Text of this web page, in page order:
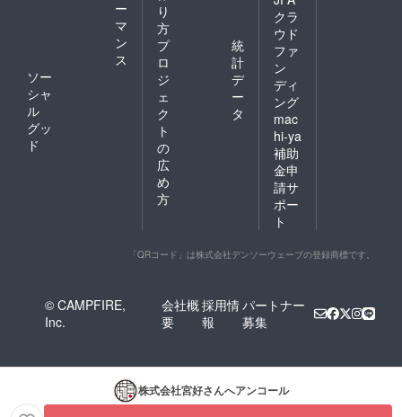
ー
マ
ン
ス
ソー
シャ
ル
グッ
ド
り
方
プ
ロ
ジ
ェ
ク
ト
の
広
め
方
統
計
デ
ー
タ
クラ
ウド
ファ
ン
ディ
ング
mac
hi-ya
補助
金申
請サ
ポー
ト
「QRコード」は株式会社デンソーウェーブの登録商標です。
© CAMPFIRE,
Inc.
会社概
要
採用情
報
パートナー
募集
株式会社宮好さんへアンコール